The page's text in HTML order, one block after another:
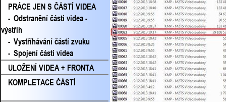
PRÁCE JEN S ČÁSTÍ VIDEA
- Odstranění části videa -
výstřih
- Vystříhávání částí zvuku
- Spojení části videa
ULOŽENÍ VIDEA + FRONTA
KOMPLETACE ČÁSTÍ